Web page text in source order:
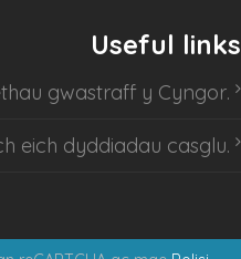
Useful links
gwastraff y Cyngor.
eich dyddiadau casglu.